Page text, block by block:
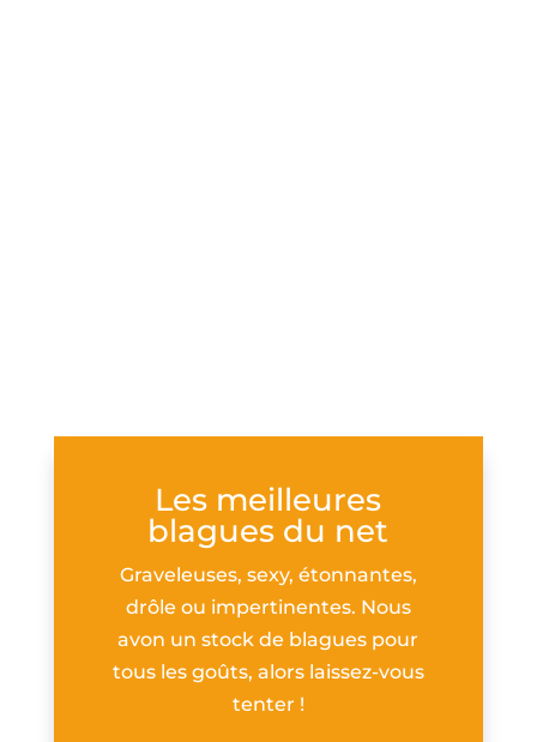
Les meilleures
blagues du net
Graveleuses, sexy, étonnantes,
drôle ou impertinentes. Nous
avon un stock de blagues pour
tous les goûts, alors laissez-vous
tenter !